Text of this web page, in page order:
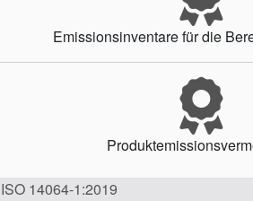
Emissionsinventare für die
ISO 14064-1:2019